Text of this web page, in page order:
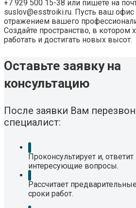
+7 929 500 15-38 или пишете на
suslov@esstroiki.ru. Пусть ваш офис
отражением вашего
Создайте пространство, в котором
работать и достигать новых высот.
Оставьте заявку на
консультацию
После заявки Вам
специалист:
Проконсультирует и, ответит
интересующие вопросы.
Рассчитает
сроки работ.